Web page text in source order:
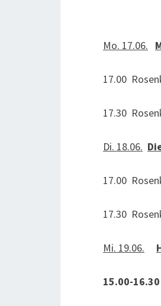
Mo. 17.06.
17.00
17.30
Di. 18.06.
17.00
17.30
Mi. 19.06.
15.00-